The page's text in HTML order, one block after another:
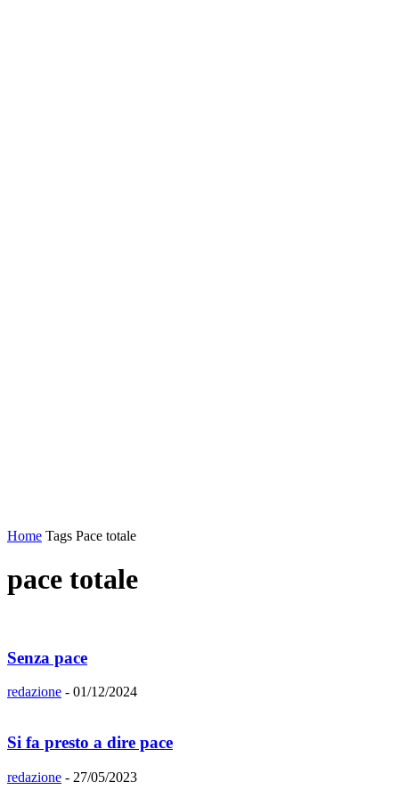
Home Tags Pace totale
pace totale
Senza pace
redazione - 01/12/2024
Si fa presto a dire pace
redazione - 27/05/2023